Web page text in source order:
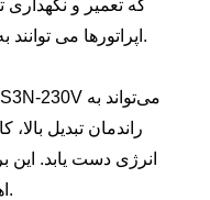
که تعمیر و نگهداری
اپراتورها می توانند به راحتی عملیات مرتبط را انجام دهند.
راندمان تبدیل
انرژی دست یابد.
اهمیت اقتصادی بالایی برخوردار است.